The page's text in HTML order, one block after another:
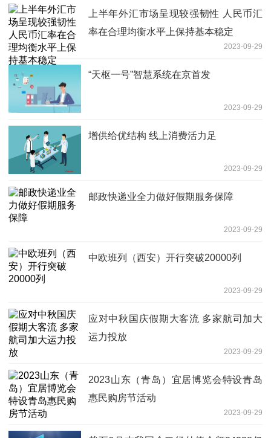
上半年外汇市场呈现较强韧性 人民币汇
率在合理均衡水平上保持基本稳定
2023-09-29
“天枢一号”智慧系统在京首发
2023-09-29
增供给优结构 线上消费活力足
2023-09-29
邮政快递业全力做好假期服务保障
2023-09-29
中欧班列（西安）开行突破20000列
2023-09-29
应对中秋国庆假期大客流 多家航司加大
运力投放
2023-09-29
2023山东（青岛）宜居博览会特设青岛
惠民购房节活动
2023-09-29